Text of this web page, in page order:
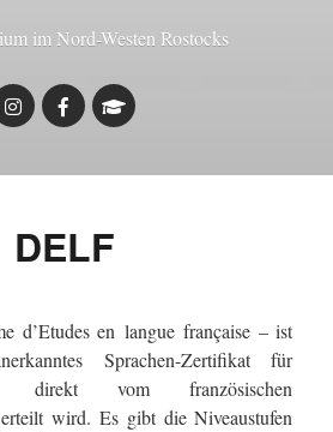
im Nord-Westen Rostocks
DELF
d’Etudes en langue française – ist
Sprachen-Zertifikat für
direkt vom französischen
wird. Es gibt die Niveaustufen